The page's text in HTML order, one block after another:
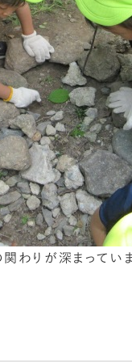
わりが深まっていま